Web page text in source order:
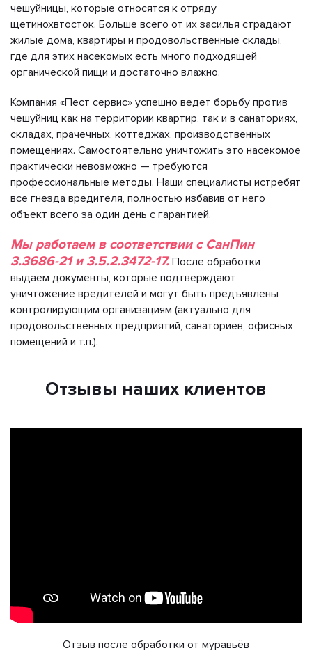
чешуйницы, которые относятся к отряду
щетинохвтосток. Больше всего от их засилья страдают
жилые дома, квартиры и продовольственные склады,
где для этих насекомых есть много подходящей
органической пищи и достаточно влажно.
Компания «Пест сервис» успешно ведет борьбу против
чешуйниц как на территории квартир, так и в санаториях,
складах, прачечных, коттеджах, производственных
помещениях. Самостоятельно уничтожить это насекомое
практически невозможно — требуются
профессиональные методы. Наши специалисты истребят
все гнезда вредителя, полностью избавив от него
объект всего за один день с гарантией.
Мы работаем в соответствии с СанПин
3.3686-21 и 3.5.2.3472-17. После обработки
выдаем документы, которые подтверждают
уничтожение вредителей и могут быть предъявлены
контролирующим организациям (актуально для
продовольственных предприятий, санаториев, офисных
помещений и т.п.).
Отзывы наших клиентов
Отзыв после обработки от муравьёв